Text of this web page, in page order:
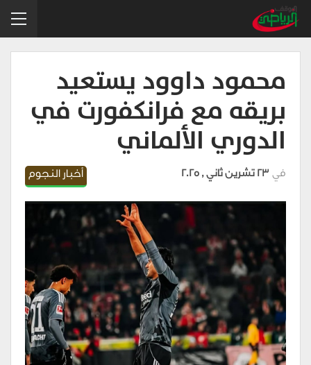
محمود داوود يستعيد
بريقه مع فرانكفورت في
الدوري الألماني
أخبار النجوم في 23 تشرين ثاني , 2025